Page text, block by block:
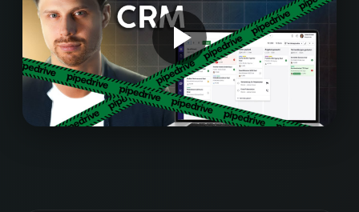
Bewertungen
Strategiegespräch buchen